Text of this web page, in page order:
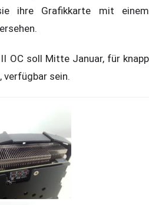
ihre Grafikkarte mit einem
OC soll Mitte Januar, für knapp
verfügbar sein.